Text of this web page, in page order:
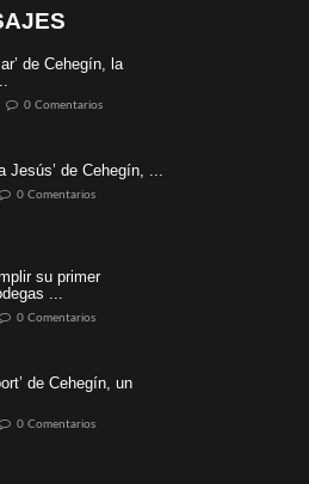
de Cehegín, la
0 Comentarios
Jesús’ de Cehegín, ...
0 Comentarios
su primer
...
0 Comentarios
de Cehegín, un
0 Comentarios